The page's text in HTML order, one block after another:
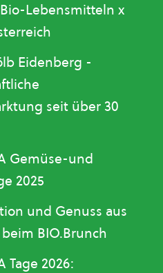
Lebensmitteln x
Eidenberg -
seit über 30
Gemüse-und
2025
und Genuss aus
BIO.Brunch
Tage 2026: